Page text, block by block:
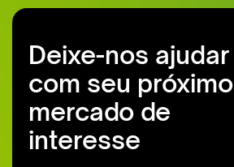
Deixe-nos ajudar
com seu próximo
mercado de
interesse